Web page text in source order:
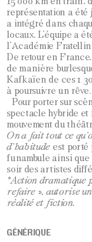
représentation a été
a intégré dans
locaux. L’équipe a
l’Académie
De retour en
de manière
Kafkaïen de ces 1
à poursuivre un rêve.
Pour porter sur
spectacle hybride et
mouvement du
On a fait tout ce
d’habitude est
funambule ainsi
soir des artistes
*Action dramatique
refaire », autorise
réalité et fiction.
GÉNÉRIQUE